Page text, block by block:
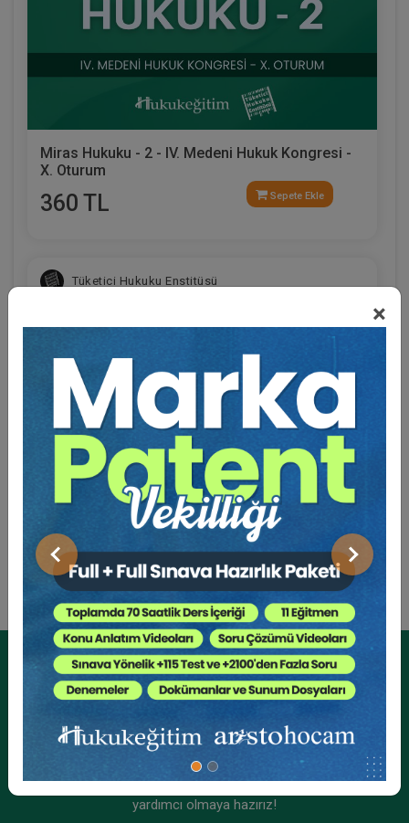
×
Önceki Sonraki
Miras Hukuku - 2 - IV. Medeni Hukuk Kongresi -
X. Oturum
360 TL Sepete Ekle
Tüketici Hukuku Enstitüsü
Fütürist Hukuk - IV. Medeni Hukuk Kongresi - XI.
Oturum
360 TL Sepete Ekle
Tüketici Hukuku Enstitüsü
Eğitmen Hakkında
Sosyal Medya
Kurumsal Üyelikler İçin
Kurumsal Teklif Alın
yardımcı olmaya hazırız!